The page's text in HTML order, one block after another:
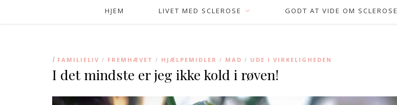
HJEM LIVET MED SCLEROSE GODT AT VIDE OM SCLEROSE
I FAMILIELIV / FREMHÆVET / HJÆLPEMIDLER / MAD / UDE I VIRKELIGHEDEN
I det mindste er jeg ikke kold i røven!